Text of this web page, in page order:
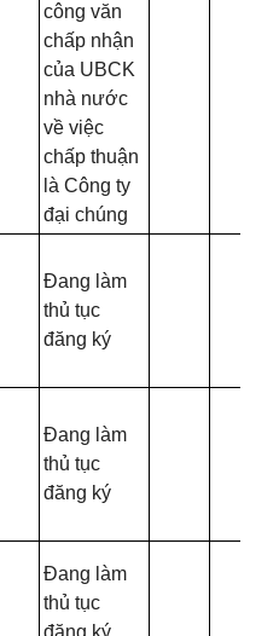
công văn
chấp nhận
của UBCK
nhà nước
về việc
chấp thuận
là Công ty
đại chúng
Đang làm
thủ tục
đăng ký
Đang làm
thủ tục
đăng ký
Đang làm
thủ tục
đăng ký